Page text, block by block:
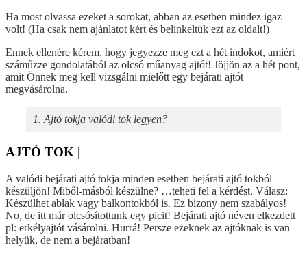
Ha most olvassa ezeket a sorokat, abban az esetben mindez igaz
volt! (Ha csak nem ajánlatot kért és belinkeltük ezt az oldalt!)
Ennek ellenére kérem, hogy jegyezze meg ezt a hét indokot, amiért
száműzze gondolatából az olcsó műanyag ajtót! Jöjjön az a hét pont,
amit Önnek meg kell vizsgálni mielőtt egy bejárati ajtót
megvásárolna.
1. Ajtó tokja valódi tok legyen?
AJTÓ TOK |
A valódi bejárati ajtó tokja minden esetben bejárati ajtó tokból
készüljön! Miből-másból készülne? …teheti fel a kérdést. Válasz:
Készülhet ablak vagy balkontokból is. Ez bizony nem szabályos!
No, de itt már olcsósítottunk egy picit! Bejárati ajtó néven elkezdett
pl: erkélyajtót vásárolni. Hurrá! Persze ezeknek az ajtóknak is van
helyük, de nem a bejáratban!